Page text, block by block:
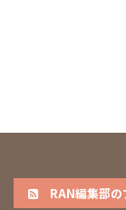
RAN編集部の